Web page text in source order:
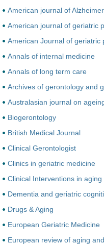
American journal of
American journal of geriatric
American Journal of geriatric
Annals of internal medicine
Annals of long term care
Archives of gerontology and
Australasian journal on
Biogerontology
British Medical Journal
Clinical Gerontologist
Clinics in geriatric medicine
Clinical Interventions in aging
Dementia and geriatric
Drugs & Aging
European Geriatric Medicine
European review of aging